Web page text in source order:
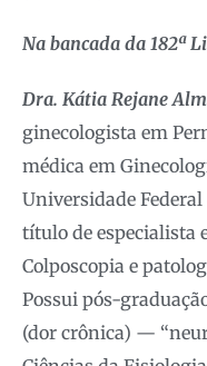
Na bancada da 182ª
Dra. Kátia Rejane
ginecologista em
médica em
Universidade Federal
título de especialista
Colposcopia e
Possui pós-
(dor crônica) —